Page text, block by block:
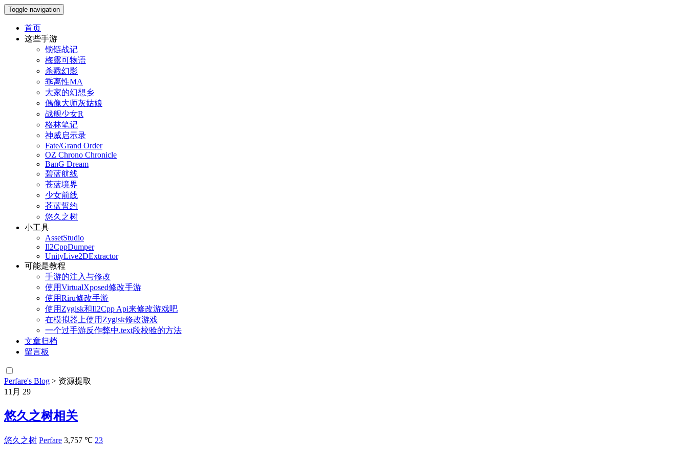
Toggle navigation
首页
这些手游
锁链战记
梅露可物语
杀戮幻影
乖离性MA
大家的幻想乡
偶像大师灰姑娘
战舰少女R
格林笔记
神威启示录
Fate/Grand Order
OZ Chrono Chronicle
BanG Dream
碧蓝航线
苍蓝境界
少女前线
苍蓝誓约
悠久之树
小工具
AssetStudio
Il2CppDumper
UnityLive2DExtractor
可能是教程
手游的注入与修改
使用VirtualXposed修改手游
使用Riru修改手游
使用Zygisk和Il2Cpp Api来修改游戏吧
在模拟器上使用Zygisk修改游戏
一个过手游反作弊中.text段校验的方法
文章归档
留言板
Perfare's Blog > 资源提取
11月 29
悠久之树相关
悠久之树 Perfare 3,757 ℃ 23